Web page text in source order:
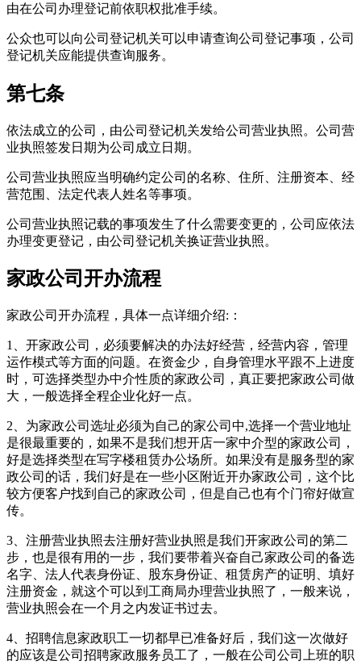
由在公司办理登记前依职权批准手续。
公众也可以向公司登记机关可以申请查询公司登记事项，公司
登记机关应能提供查询服务。
第七条
依法成立的公司，由公司登记机关发给公司营业执照。公司营
业执照签发日期为公司成立日期。
公司营业执照应当明确约定公司的名称、住所、注册资本、经
营范围、法定代表人姓名等事项。
公司营业执照记载的事项发生了什么需要变更的，公司应依法
办理变更登记，由公司登记机关换证营业执照。
家政公司开办流程
家政公司开办流程，具体一点详细介绍:：
1、开家政公司，必须要解决的办法好经营，经营内容，管理
运作模式等方面的问题。在资金少，自身管理水平跟不上进度
时，可选择类型办中介性质的家政公司，真正要把家政公司做
大，一般选择全程企业化好一点。
2、为家政公司选址必须为自己的家公司中,选择一个营业地址
是很最重要的，如果不是我们想开店一家中介型的家政公司，
好是选择类型在写字楼租赁办公场所。如果没有是服务型的家
政公司的话，我们好是在一些小区附近开办家政公司，这个比
较方便客户找到自己的家政公司，但是自己也有个门帘好做宣
传。
3、注册营业执照去注册好营业执照是我们开家政公司的第二
步，也是很有用的一步，我们要带着兴奋自己家政公司的备选
名字、法人代表身份证、股东身份证、租赁房产的证明、填好
注册资金，就这个可以到工商局办理营业执照了，一般来说，
营业执照会在一个月之内发证书过去。
4、招聘信息家政职工一切都早已准备好后，我们这一次做好
的应该是公司招聘家政服务员工了，一般在公司公司上班的职